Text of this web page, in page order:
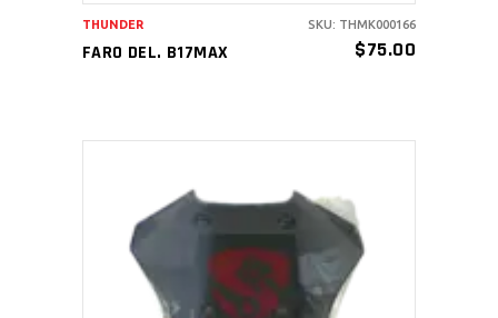
FARO DEL. B17MAX $75.00
THUNDER SKU: THMK000166
AÑADIR AL CARRITO